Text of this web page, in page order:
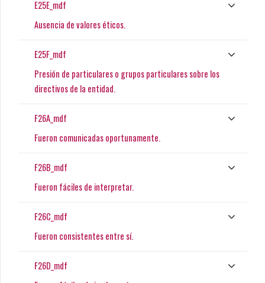
E25E_mdf
Ausencia de valores éticos.
E25F_mdf
Presión de particulares o grupos particulares sobre los
directivos de la entidad.
F26A_mdf
Fueron comunicadas oportunamente.
F26B_mdf
Fueron fáciles de interpretar.
F26C_mdf
Fueron consistentes entre sí.
F26D_mdf